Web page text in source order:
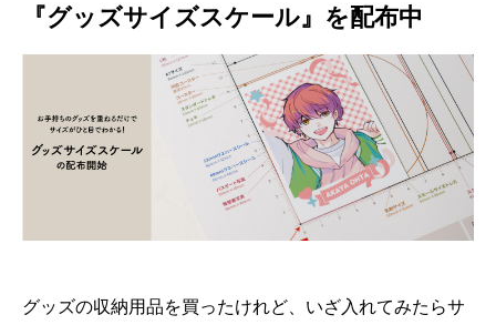
『グッズサイズスケール』を配布中
グッズの収納用品を買ったけれど、いざ入れてみたらサ